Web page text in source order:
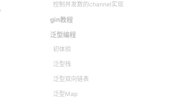
控制并发数的channel实现
gin教程
泛型编程
初体验
泛型栈
泛型双向链表
泛型Map